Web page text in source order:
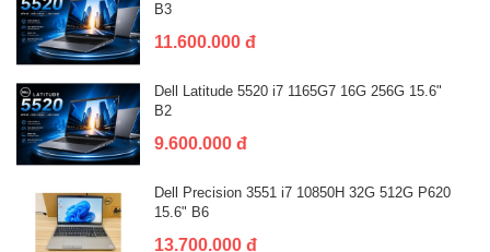
B3
11.600.000 đ
Dell Latitude 5520 i7 1165G7 16G 256G 15.6"
B2
9.600.000 đ
Dell Precision 3551 i7 10850H 32G 512G P620
15.6" B6
13.700.000 đ